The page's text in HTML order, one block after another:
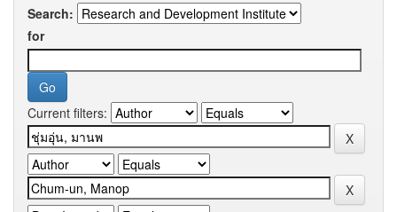
Search:
for
Current filters: